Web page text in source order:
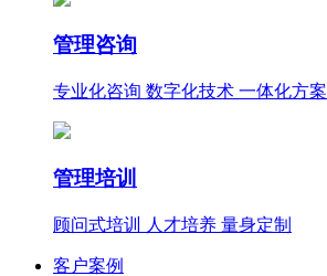
管理咨询
专业化咨询 数字化技术 一体化方案
管理培训
顾问式培训 人才培养 量身定制
客户案例